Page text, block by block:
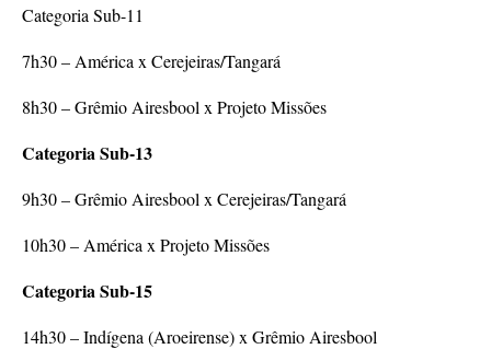
Categoria Sub-11
7h30 – América x Cerejeiras/Tangará
8h30 – Grêmio Airesbool x Projeto Missões
Categoria Sub-13
9h30 – Grêmio Airesbool x Cerejeiras/Tangará
10h30 – América x Projeto Missões
Categoria Sub-15
14h30 – Indígena (Aroeirense) x Grêmio Airesbool